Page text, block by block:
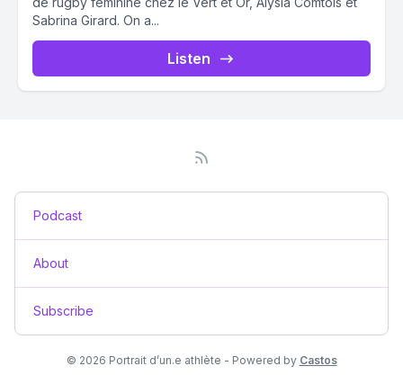
Sabrina Girard. On a...
Listen
Podcast
About
Subscribe
© 2026 Portrait d’un.e athlète - Powered by Castos